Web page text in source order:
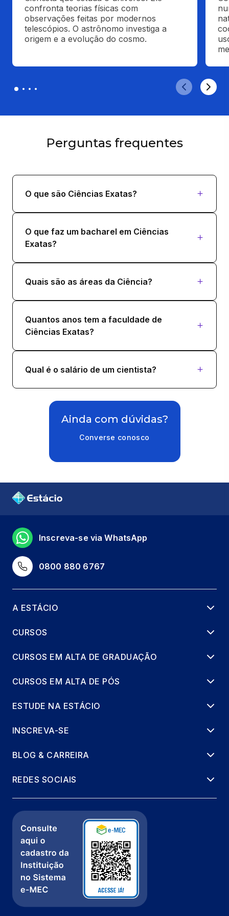
confronta teorias físicas com
observações feitas por modernos
telescópios. O astrônomo investiga a
origem e a evolução do cosmo.
Perguntas frequentes
O que são Ciências Exatas?
O que faz um bacharel em Ciências
Exatas?
Quais são as áreas da Ciência?
Quantos anos tem a faculdade de
Ciências Exatas?
Qual é o salário de um cientista?
Ainda com dúvidas?
Converse conosco
0800 880 6767
Inscreva-se via WhatsApp
A ESTÁCIO
CURSOS
CURSOS EM ALTA DE GRADUAÇÃO
CURSOS EM ALTA DE PÓS
ESTUDE NA ESTÁCIO
INSCREVA-SE
BLOG & CARREIRA
REDES SOCIAIS